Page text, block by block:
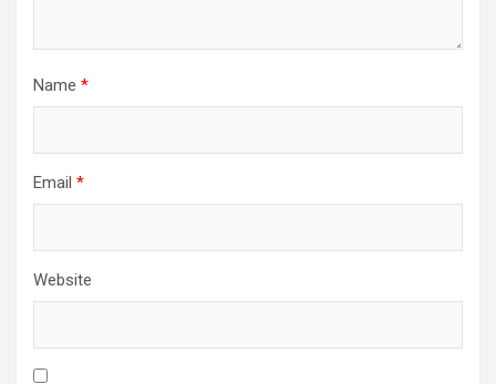
Name *
Email *
Website